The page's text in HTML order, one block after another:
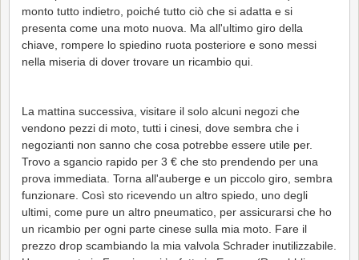
monto tutto indietro, poiché tutto ciò che si adatta e si
presenta come una moto nuova. Ma all'ultimo giro della
chiave, rompere lo spiedino ruota posteriore e sono messi
nella miseria di dover trovare un ricambio qui.
La mattina successiva, visitare il solo alcuni negozi che
vendono pezzi di moto, tutti i cinesi, dove sembra che i
negozianti non sanno che cosa potrebbe essere utile per.
Trovo a sgancio rapido per 3 € che sto prendendo per una
prova immediata. Torna all'auberge e un piccolo giro, sembra
funzionare. Così sto ricevendo un altro spiedo, uno degli
ultimi, come pure un altro pneumatico, per assicurarsi che ho
un ricambio per ogni parte cinese sulla mia moto. Fare il
prezzo drop scambiando la mia valvola Schrader inutilizzabile.